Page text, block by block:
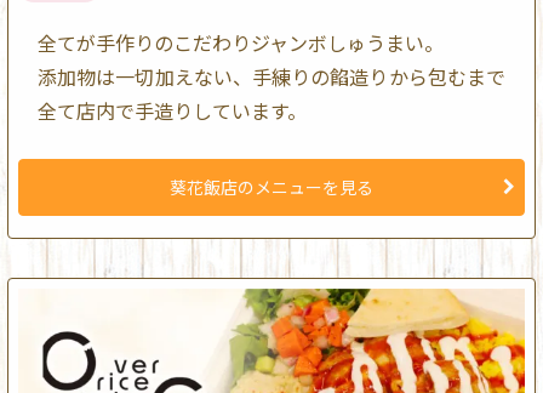
全てが手作りのこだわりジャンボしゅうまい。
添加物は一切加えない、手練りの餡造りから包むまで
全て店内で手造りしています。
葵花飯店のメニューを見る